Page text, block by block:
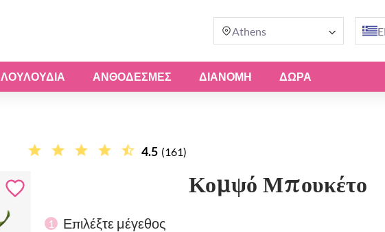
Athens EL
ΛΟΥΛΟΎΔΙΑ ΑΝΘΟΔΈΣΜΕΣ ΔΙΑΝΟΜΗ ΔΏΡΑ
4.5 (161)
Κομψό Μπουκέτο
1 Επιλέξτε μέγεθος